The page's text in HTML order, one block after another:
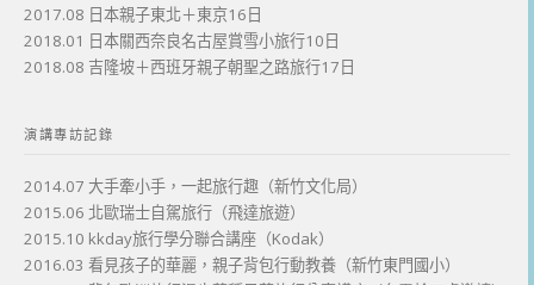
2017.08 日本親子東北＋東京16日
2018.01 日本關西奈良名古屋賞雪小旅行10日
2018.08 吉隆坡＋西班牙親子朝聖之路旅行17日
演講專訪記錄
2014.07 大手牽小手，一起旅行趣（新竹文化局）
2015.06 北歐瑞士自駕旅行（飛達旅遊）
2015.10 kkday旅行學分聯合講座（Kodak）
2016.03 看見孩子的華麗，親子背包行動教養（新竹東門國小）